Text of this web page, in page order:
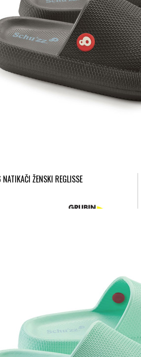
ŽENSKI REGLISSE
EN ISO 20347:2012
usnja in s spominskim vložkom v
s certifikatom <<
bo všeč tudi